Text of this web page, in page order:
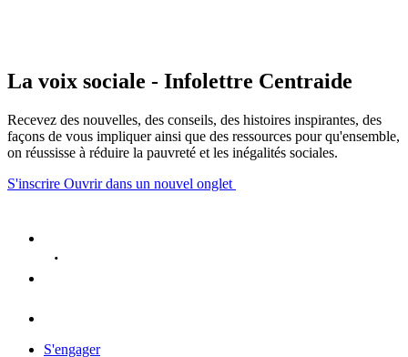
La voix sociale - Infolettre Centraide
Recevez des nouvelles, des conseils, des histoires inspirantes, des
façons de vous impliquer ainsi que des ressources pour qu'ensemble,
on réussisse à réduire la pauvreté et les inégalités sociales.
S'inscrire Ouvrir dans un nouvel onglet
S'engager